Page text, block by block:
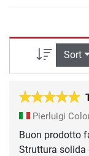
Sort
Pierluigi
Buon prodotto
Struttura solida